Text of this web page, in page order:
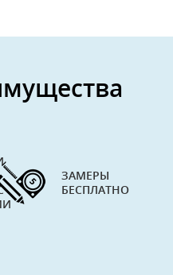
ЗАМЕРЫ
БЕСПЛАТНО